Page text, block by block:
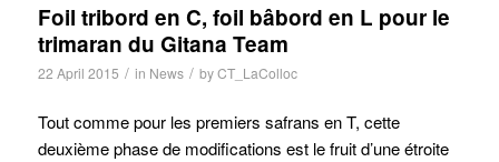
Foil tribord en C, foil bâbord en L pour le
trimaran du Gitana Team
22 April 2015 / in News / byCT_LaColloc
Tout comme pour les premiers safrans en T, cette
deuxième phase de modifications est le fruit d’une étroite